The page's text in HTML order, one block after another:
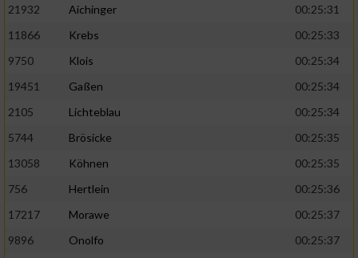
21932
Aichinger
00:25:31
11866
Krebs
00:25:33
9750
Klois
00:25:34
19451
Gaßen
00:25:34
2105
Lichteblau
00:25:34
5744
Brösicke
00:25:35
13058
Köhnen
00:25:35
756
Hertlein
00:25:36
17217
Morawe
00:25:37
9896
Onolfo
00:25:37